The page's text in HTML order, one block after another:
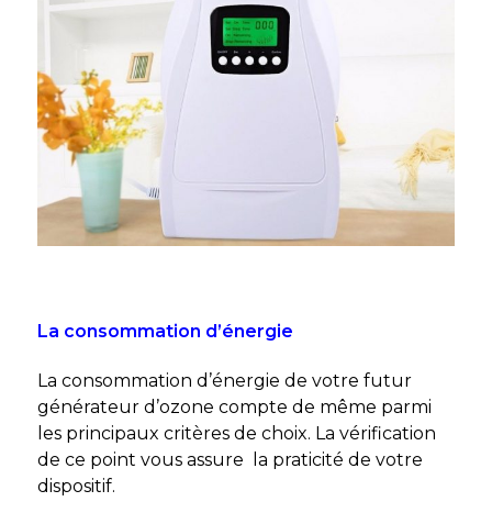
La consommation d’énergie
La consommation d’énergie de votre futur
générateur d’ozone compte de même parmi
les principaux critères de choix. La vérification
de ce point vous assure la praticité de votre
dispositif.